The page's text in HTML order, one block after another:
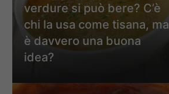
verdure si può bere? C’è
chi la usa come tisana, ma
è davvero una buona
idea?